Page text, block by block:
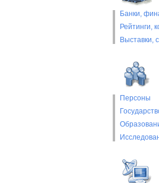
Банки,
Рейтинги,
Выставки,
Персоны